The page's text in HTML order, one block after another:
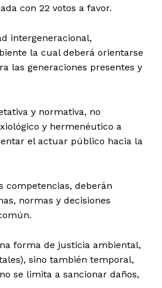
con 22 votos a favor.
intergeneracional,
la cual deberá orientarse
las generaciones presentes y
y normativa, no
y hermenéutico a
el actuar público hacia la
competencias, deberán
normas y decisiones
forma de justicia ambiental,
sino también temporal,
se limita a sancionar daños,